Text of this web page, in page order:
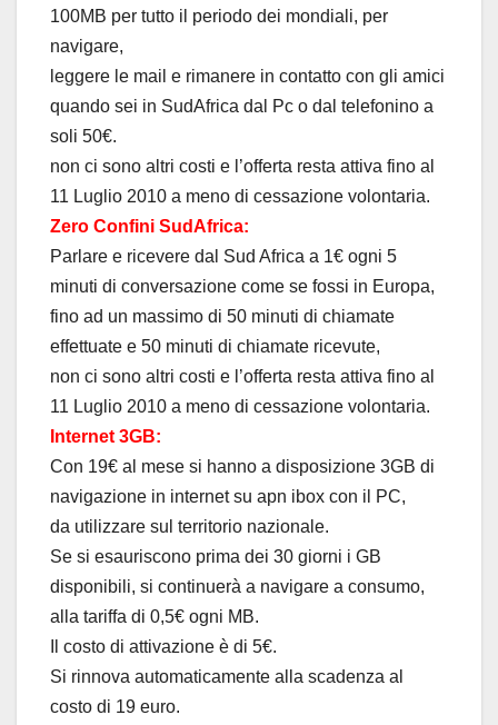
100MB per tutto il periodo dei mondiali, per
navigare,
leggere le mail e rimanere in contatto con gli amici
quando sei in SudAfrica dal Pc o dal telefonino a
soli 50€.
non ci sono altri costi e l’offerta resta attiva fino al
11 Luglio 2010 a meno di cessazione volontaria.
Zero Confini SudAfrica:
Parlare e ricevere dal Sud Africa a 1€ ogni 5
minuti di conversazione come se fossi in Europa,
fino ad un massimo di 50 minuti di chiamate
effettuate e 50 minuti di chiamate ricevute,
non ci sono altri costi e l’offerta resta attiva fino al
11 Luglio 2010 a meno di cessazione volontaria.
Internet 3GB:
Con 19€ al mese si hanno a disposizione 3GB di
navigazione in internet su apn ibox con il PC,
da utilizzare sul territorio nazionale.
Se si esauriscono prima dei 30 giorni i GB
disponibili, si continuerà a navigare a consumo,
alla tariffa di 0,5€ ogni MB.
Il costo di attivazione è di 5€.
Si rinnova automaticamente alla scadenza al
costo di 19 euro.